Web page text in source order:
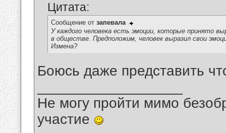
Цитата:
Сообщение от запевала
У каждого человека есть эмоции, которые принято
в обществе. Предположим, человек выразил свои
Измена?
Боюсь даже представить
Не могу пройти мимо
участие